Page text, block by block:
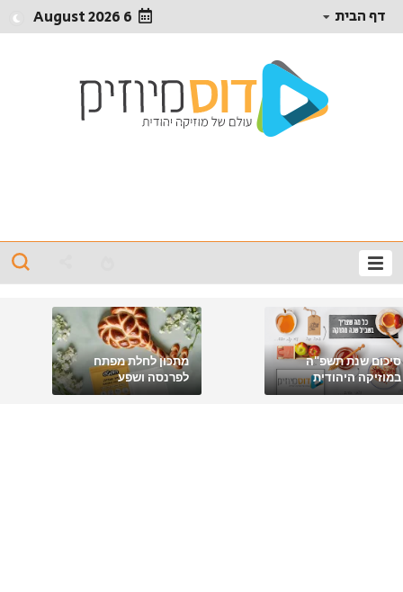
דף הבית 6 August 2026
סיכום שנת תשפ"ה
במוזיקה היהודית
מתכון לחלת מפתח
לפרנסה ושפע